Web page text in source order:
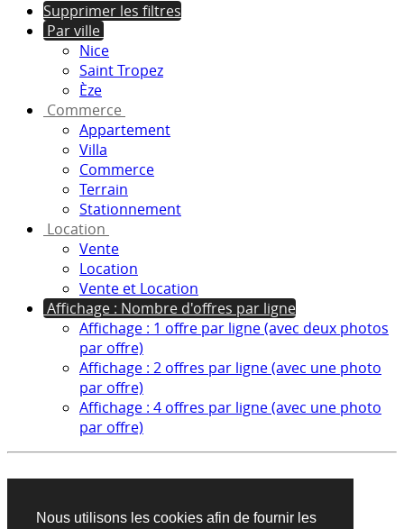
Nous utilisons les cookies afin de fournir les
Supprimer les filtres
Par ville
Nice
Saint Tropez
Èze
Commerce
Appartement
Villa
Commerce
Terrain
Stationnement
Location
Vente
Location
Vente et Location
Affichage : Nombre d'offres par ligne
Affichage : 1 offre par ligne (avec deux photos
par offre)
Affichage : 2 offres par ligne (avec une photo
par offre)
Affichage : 4 offres par ligne (avec une photo
par offre)